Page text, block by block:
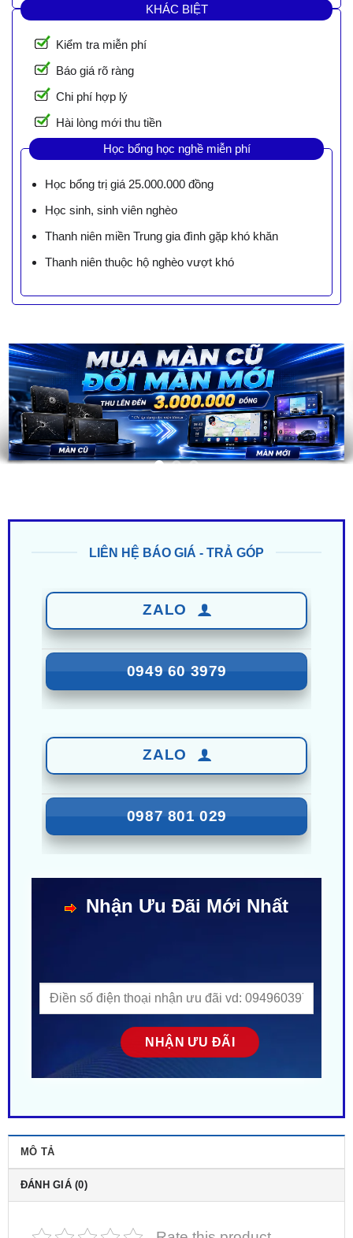
KHÁC BIỆT
Kiểm tra miễn phí
Báo giá rõ ràng
Chi phí hợp lý
Hài lòng mới thu tiền
Học bổng học nghề miễn phí
Học bổng trị giá 25.000.000 đồng
Học sinh, sinh viên nghèo
Thanh niên miền Trung gia đình gặp khó khăn
Thanh niên thuộc hộ nghèo vượt khó
0949 60 3979
0987 801 029
ĐÁNH GIÁ (0)